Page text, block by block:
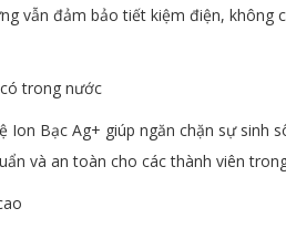
vẫn đảm bảo tiết kiệm điện, không
trong nước
Bạc Ag+ giúp ngăn chặn sự sinh
và an toàn cho các thành viên